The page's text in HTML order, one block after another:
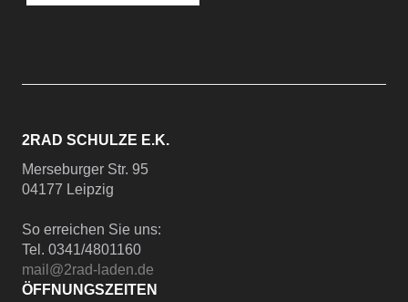
2RAD SCHULZE E.K.
Merseburger Str. 95
04177 Leipzig
So erreichen Sie uns:
Tel. 0341/4801160
mail@2rad-laden.de
ÖFFNUNGSZEITEN